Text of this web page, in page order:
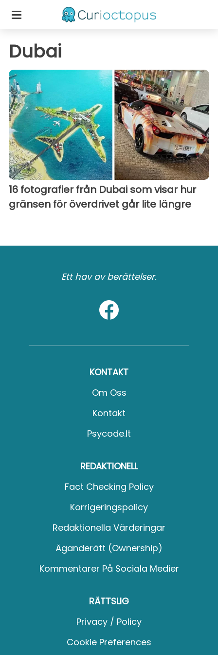
Dubai
16 fotografier från Dubai som visar hur
gränsen för överdrivet går lite längre
Ett hav av berättelser.
KONTAKT
Om Oss
Kontakt
Psycode.it
REDAKTIONELL
Fact Checking Policy
Korrigeringspolicy
Redaktionella Värderingar
Äganderätt (Ownership)
Kommentarer På Sociala Medier
RÄTTSLIG
Privacy / Policy
Cookie Preferences